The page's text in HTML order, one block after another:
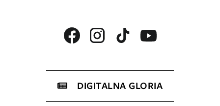
DIGITALNA GLORIA